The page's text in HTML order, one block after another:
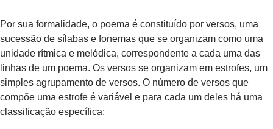
Por sua formalidade, o poema é constituído por versos, uma
sucessão de sílabas e fonemas que se organizam como uma
unidade rítmica e melódica, correspondente a cada uma das
linhas de um poema. Os versos se organizam em estrofes, um
simples agrupamento de versos. O número de versos que
compõe uma estrofe é variável e para cada um deles há uma
classificação específica: